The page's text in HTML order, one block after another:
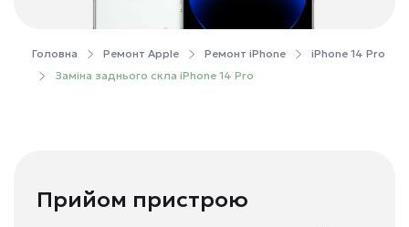
Головна Ремонт Apple Ремонт iPhone
iPhone 14 Pro
Заміна заднього скла iPhone 14 Pro
Прийом пристрою